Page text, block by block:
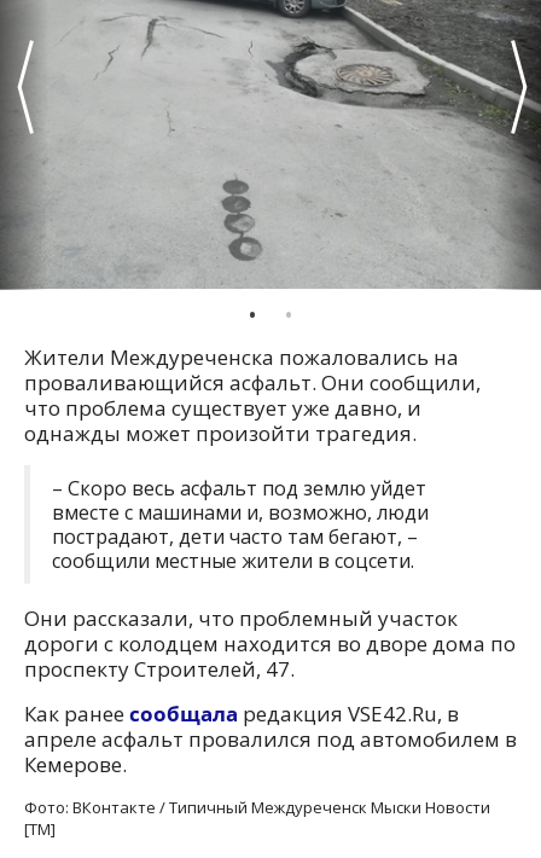
Жители Междуреченска пожаловались на
проваливающийся асфальт. Они сообщили,
что проблема существует уже давно, и
однажды может произойти трагедия.
– Скоро весь асфальт под землю уйдет
вместе с машинами и, возможно, люди
пострадают, дети часто там бегают, –
сообщили местные жители в соцсети.
Они рассказали, что проблемный участок
дороги с колодцем находится во дворе дома по
проспекту Строителей, 47.
Как ранеесообщала редакция VSE42.Ru, в
апреле асфальт провалился под автомобилем в
Кемерове.
Фото: ВКонтакте / Типичный Междуреченск Мыски Новости
[ТМ]